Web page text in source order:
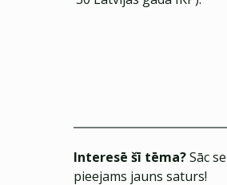
Interesē šī tēma?Sāc
pieejams jauns saturs!